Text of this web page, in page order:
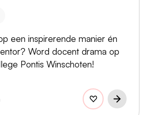
een inspirerende manier én
Word docent drama op
Pontis Winschoten!